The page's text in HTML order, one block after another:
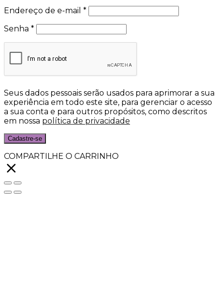
Endereço de e-mail *
Senha *
Seus dados pessoais serão usados para aprimorar a sua
experiência em todo este site, para gerenciar o acesso
a sua conta e para outros propósitos, como descritos
em nossa política de privacidade
Cadastre-se
COMPARTILHE O CARRINHO